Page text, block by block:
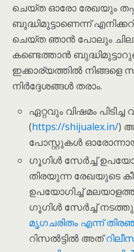
ചെയ്ത ഓരോ രേഖയും
ബുദ്ധിമുട്ടാണെന്ന്
ചെയ്ത ഞാൻ പോലും
കണ്ടെത്താൻ
ഇക്കാര്യത്തിൽ നിങ്ങളെ
നിർദ്ദേശങ്ങൾ തരാം.
ഏറ്റവും വിഷമം പിടിച്ച
(https://shijualex.in/)
പോസ്റ്റുകൾ
ഗൂഗിൾ സേർച്ച്
തിരയുന്ന രേഖയുടെ
ഉപയോഗിച്ച്
ഗൂഗിൾ സേർച്ച്
മൃഗചരിതം എന്ന്
റിസൽട്ടിൽ അത്